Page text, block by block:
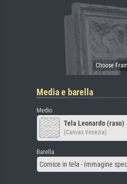
Media e barella
Medio
Tela Leonardo (raso)
(Canvas Venezia)
Barella
Cornice in tela - Immagine